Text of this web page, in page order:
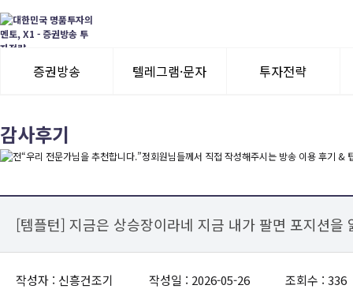
증권방송
수익률뽐내기
텔레그램·문자
3일 무료체험
투자전략
감사후기
[템플턴] 지금은 상승장이라네 지금 내가 팔면 포지션을
작성자 : 신흥건조기 작성일 : 2026-05-26 조회수 : 336